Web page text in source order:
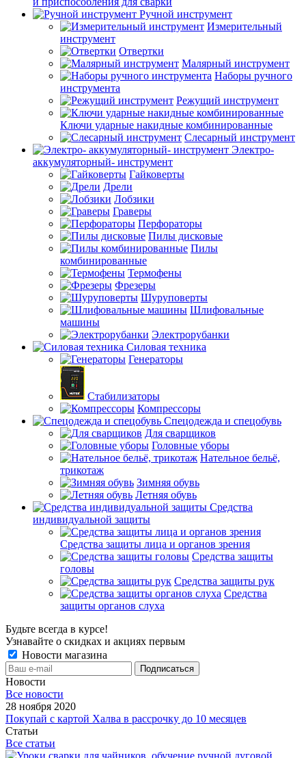
Ручной инструмент
Измерительный
инструмент
Отвертки
Малярный инструмент
Наборы ручного
инструмента
Режущий инструмент
Ключи ударные накидные комбинированные
Слесарный инструмент
Электро-
аккумуляторный- инструмент
Гайковерты
Дрели
Лобзики
Граверы
Перфораторы
Пилы дисковые
Пилы
комбинированные
Термофены
Фрезеры
Шуруповерты
Шлифовальные
машины
Электрорубанки
Силовая техника
Генераторы
Стабилизаторы
Компрессоры
Спецодежда и спецобувь
Для сварщиков
Головные уборы
Нательное бельё,
трикотаж
Зимняя обувь
Летняя обувь
Средства
индивидуальной защиты
Средства защиты лица и органов зрения
Средства защиты
головы
Средства защиты рук
Средства
защиты органов слуха
Будьте всегда в курсе!
Узнавайте о скидках и акциях первым
Новости магазина
Новости
Все новости
28 ноября 2020
Покупай с картой Халва в рассрочку до 10 месяцев
Статьи
Все статьи